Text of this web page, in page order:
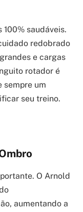
saudáveis.
redobrado
e cargas
rotador é
sempre um
seu treino.
O Arnold
aumentando a